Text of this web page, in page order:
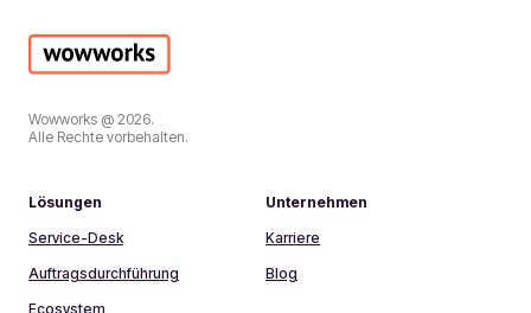
Wowworks @ 2026.
Alle Rechte vorbehalten.
Lösungen
Service-Desk
Auftragsdurchführung
Ecosystem
Unternehmen
Karriere
Blog